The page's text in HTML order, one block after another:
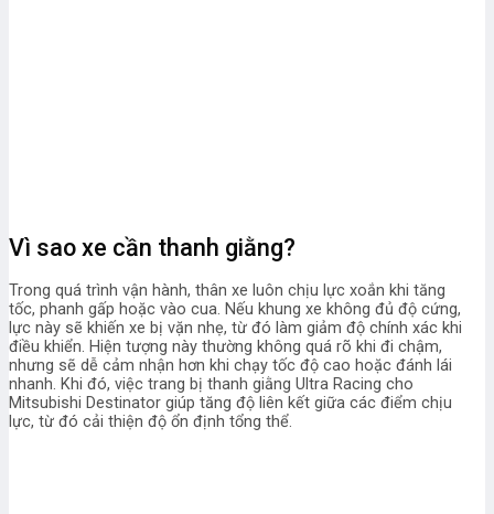
Vì sao xe cần thanh giằng?
Trong quá trình vận hành, thân xe luôn chịu lực xoắn khi tăng
tốc, phanh gấp hoặc vào cua. Nếu khung xe không đủ độ cứng,
lực này sẽ khiến xe bị vặn nhẹ, từ đó làm giảm độ chính xác khi
điều khiển. Hiện tượng này thường không quá rõ khi đi chậm,
nhưng sẽ dễ cảm nhận hơn khi chạy tốc độ cao hoặc đánh lái
nhanh. Khi đó, việc trang bị thanh giằng Ultra Racing cho
Mitsubishi Destinator giúp tăng độ liên kết giữa các điểm chịu
lực, từ đó cải thiện độ ổn định tổng thể.